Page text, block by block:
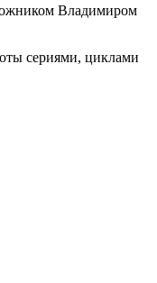
Владимиром
сериями, циклами